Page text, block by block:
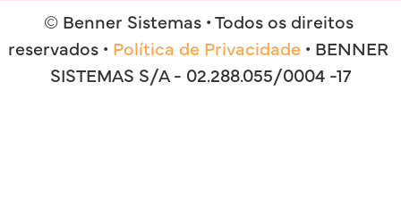
© Benner Sistemas • Todos os direitos
reservados • Política de Privacidade • BENNER
SISTEMAS S/A - 02.288.055/0004 -17